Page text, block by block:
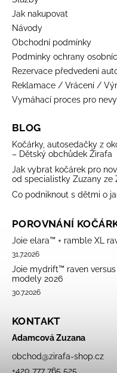
Jak nakupovat
Návody
Obchodní podmínky
Podmínky ochrany
Rezervace předvedení
Reklamace / Vrácení /
Vymáhací proces pro
BLOG
Kočárky, autosedačky z
– Dětský obchůdek Žirafa
Jak vybrat kočárek pro
od specialistky Zuzany ze
Co podniknout s dětmi o
POROVNÁNÍ
Joie elara™ + ramble XL
31.7.2026
Joie mydrift™ raven
modely 2026
30.7.2026
KONTAKT
Adamcová Zuzana
obchod@zirafa-shop.cz
+420 777 765 525